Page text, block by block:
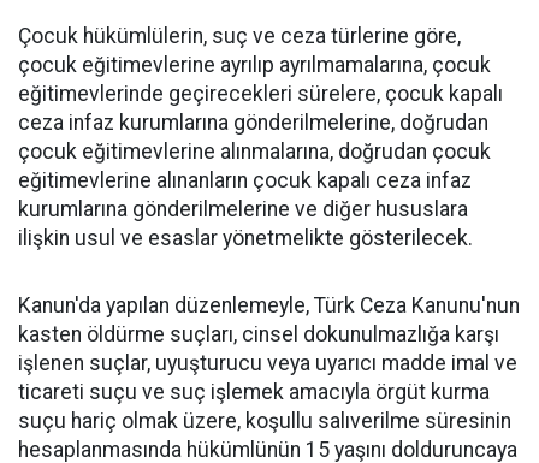
Çocuk hükümlülerin, suç ve ceza türlerine göre,
çocuk eğitimevlerine ayrılıp ayrılmamalarına, çocuk
eğitimevlerinde geçirecekleri sürelere, çocuk kapalı
ceza infaz kurumlarına gönderilmelerine, doğrudan
çocuk eğitimevlerine alınmalarına, doğrudan çocuk
eğitimevlerine alınanların çocuk kapalı ceza infaz
kurumlarına gönderilmelerine ve diğer hususlara
ilişkin usul ve esaslar yönetmelikte gösterilecek.
Kanun'da yapılan düzenlemeyle, Türk Ceza Kanunu'nun
kasten öldürme suçları, cinsel dokunulmazlığa karşı
işlenen suçlar, uyuşturucu veya uyarıcı madde imal ve
ticareti suçu ve suç işlemek amacıyla örgüt kurma
suçu hariç olmak üzere, koşullu salıverilme süresinin
hesaplanmasında hükümlünün 15 yaşını dolduruncaya